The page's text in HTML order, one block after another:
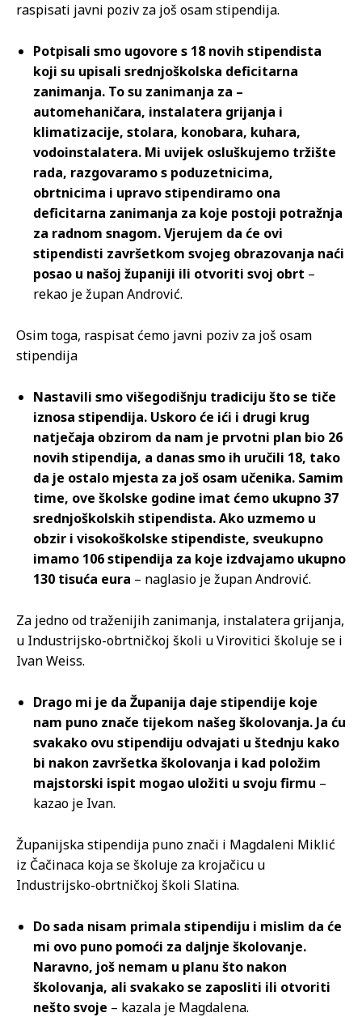
raspisati javni poziv za još osam stipendija.
Potpisali smo ugovore s 18 novih stipendista
koji su upisali srednjoškolska deficitarna
zanimanja. To su zanimanja za –
automehaničara, instalatera grijanja i
klimatizacije, stolara, konobara, kuhara,
vodoinstalatera. Mi uvijek osluškujemo tržište
rada, razgovaramo s poduzetnicima,
obrtnicima i upravo stipendiramo ona
deficitarna zanimanja za koje postoji potražnja
za radnom snagom. Vjerujem da će ovi
stipendisti završetkom svojeg obrazovanja naći
posao u našoj županiji ili otvoriti svoj obrt –
rekao je župan Andrović.
Osim toga, raspisat ćemo javni poziv za još osam
stipendija
Nastavili smo višegodišnju tradiciju što se tiče
iznosa stipendija. Uskoro će ići i drugi krug
natječaja obzirom da nam je prvotni plan bio 26
novih stipendija, a danas smo ih uručili 18, tako
da je ostalo mjesta za još osam učenika. Samim
time, ove školske godine imat ćemo ukupno 37
srednjoškolskih stipendista. Ako uzmemo u
obzir i visokoškolske stipendiste, sveukupno
imamo 106 stipendija za koje izdvajamo ukupno
130 tisuća eura – naglasio je župan Andrović.
Za jedno od traženijih zanimanja, instalatera grijanja,
u Industrijsko-obrtničkoj školi u Virovitici školuje se i
Ivan Weiss.
Drago mi je da Županija daje stipendije koje
nam puno znače tijekom našeg školovanja. Ja ću
svakako ovu stipendiju odvajati u štednju kako
bi nakon završetka školovanja i kad položim
majstorski ispit mogao uložiti u svoju firmu –
kazao je Ivan.
Županijska stipendija puno znači i Magdaleni Miklić
iz Čačinaca koja se školuje za krojačicu u
Industrijsko-obrtničkoj školi Slatina.
Do sada nisam primala stipendiju i mislim da će
mi ovo puno pomoći za daljnje školovanje.
Naravno, još nemam u planu što nakon
školovanja, ali svakako se zaposliti ili otvoriti
nešto svoje – kazala je Magdalena.